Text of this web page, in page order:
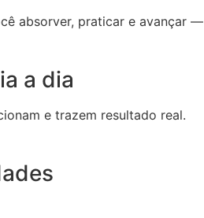
absorver, praticar e avançar —
a dia
e trazem resultado real.